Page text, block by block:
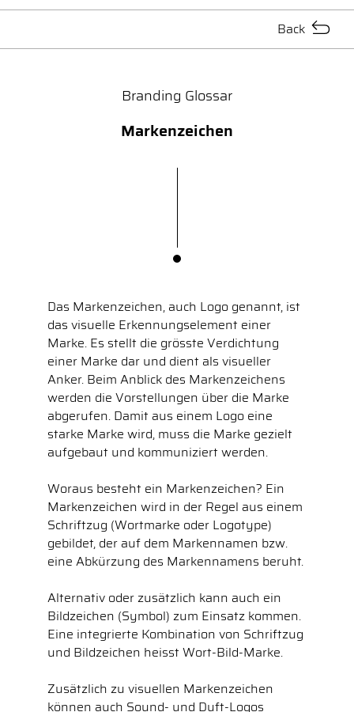
Back
Branding Glossar
Markenzeichen
Das Markenzeichen, auch Logo genannt, ist
das visuelle Erkennungselement einer
Marke. Es stellt die grösste Verdichtung
einer Marke dar und dient als visueller
Anker. Beim Anblick des Markenzeichens
werden die Vorstellungen über die Marke
abgerufen. Damit aus einem Logo eine
starke Marke wird, muss die Marke gezielt
aufgebaut und kommuniziert werden.
Woraus besteht ein Markenzeichen? Ein
Markenzeichen wird in der Regel aus einem
Schriftzug (Wortmarke oder Logotype)
gebildet, der auf dem Markennamen bzw.
eine Abkürzung des Markennamens beruht.
Alternativ oder zusätzlich kann auch ein
Bildzeichen (Symbol) zum Einsatz kommen.
Eine integrierte Kombination von Schriftzug
und Bildzeichen heisst Wort-Bild-Marke.
Zusätzlich zu visuellen Markenzeichen
können auch Sound- und Duft-Logos